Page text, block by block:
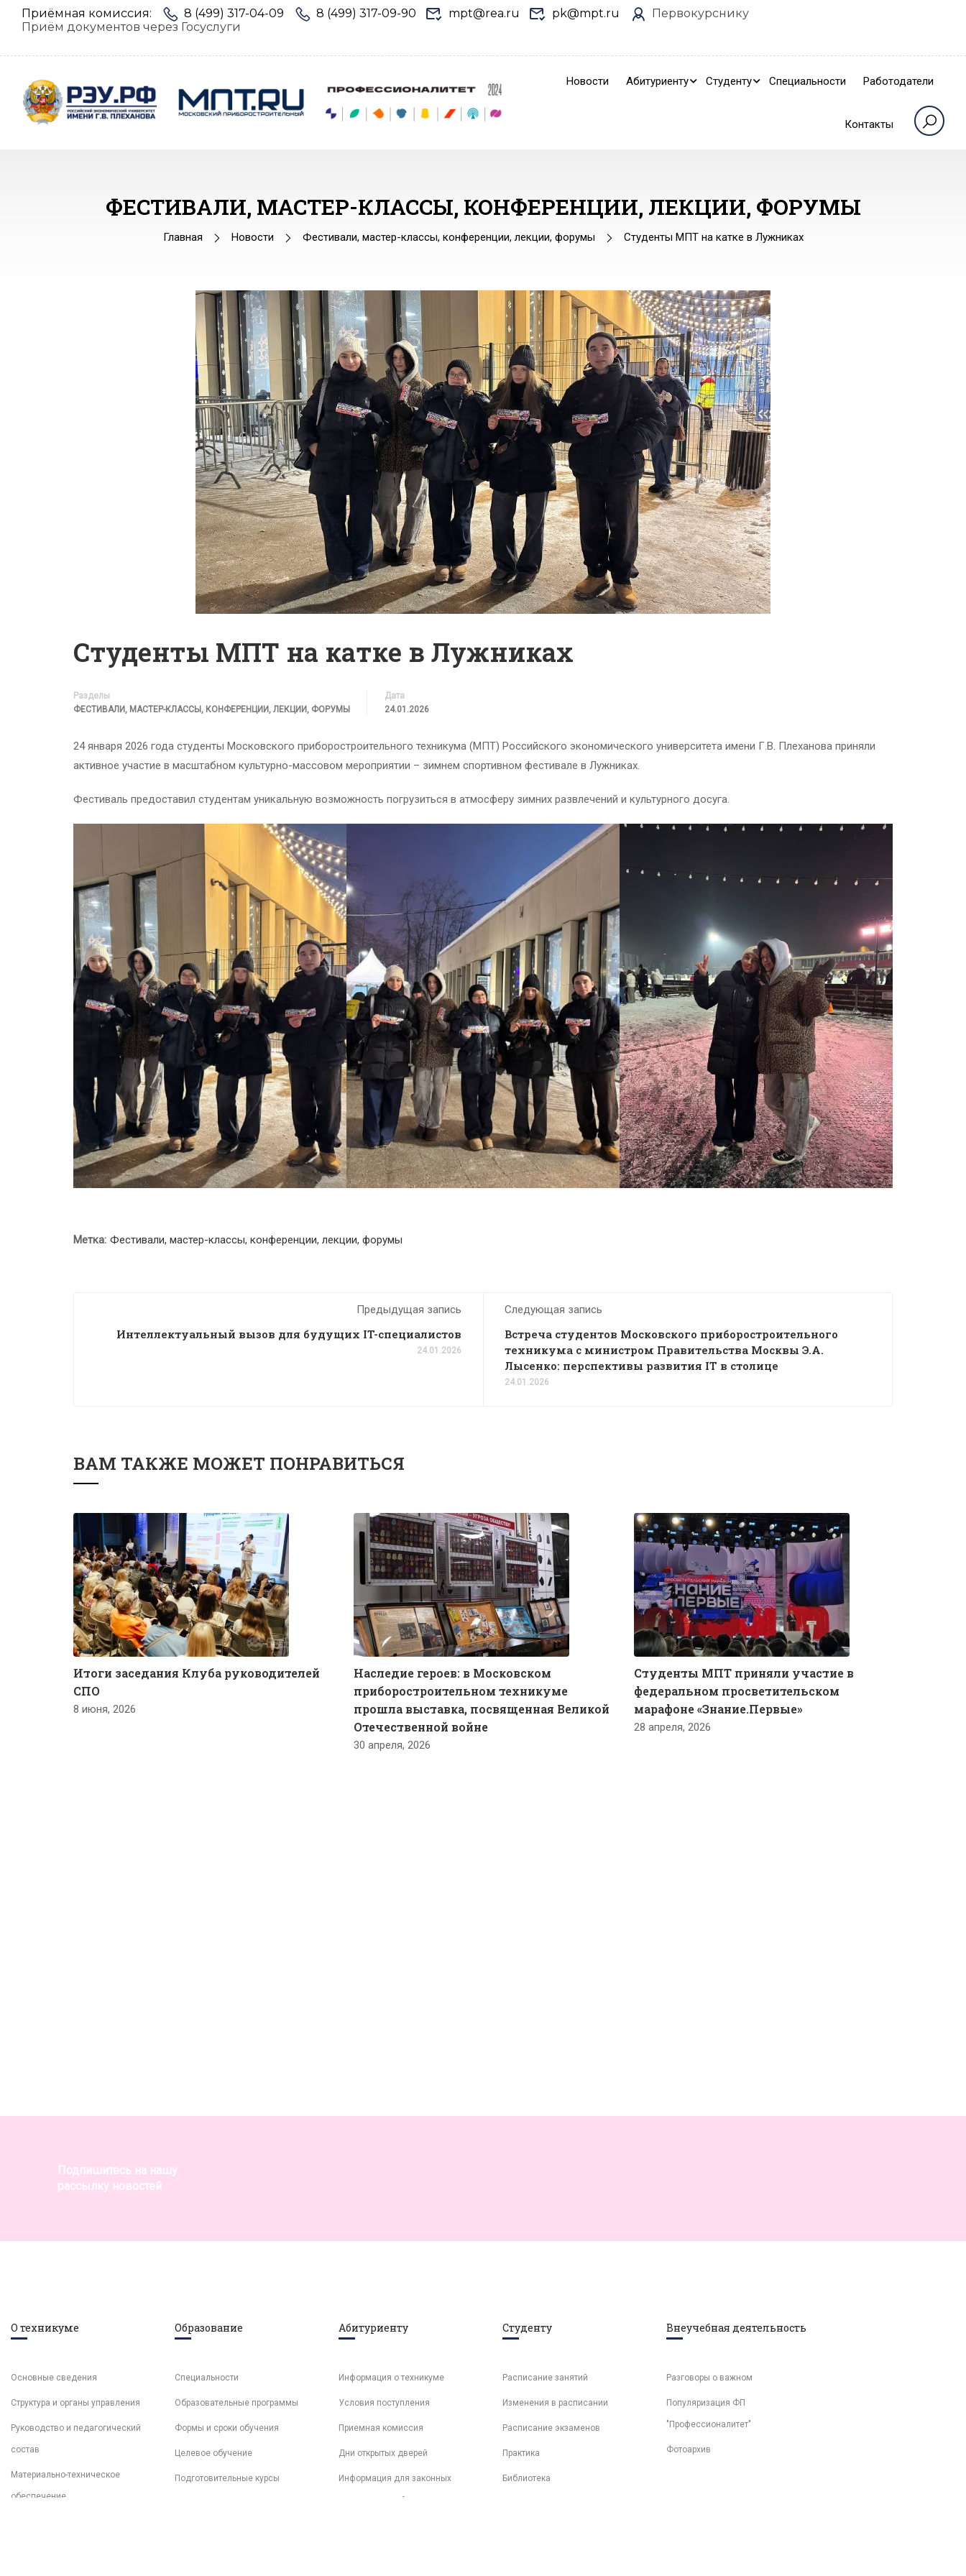
Приёмная комиссия: 8 (499) 317-04-09 8 (499) 317-09-90 mpt@rea.ru pk@mpt.ru
Первокурснику
Приём документов через Госуслуги
Новости Абитуриенту Студенту Специальности Работодатели
Контакты
ФЕСТИВАЛИ, МАСТЕР-КЛАССЫ, КОНФЕРЕНЦИИ, ЛЕКЦИИ, ФОРУМЫ
Главная Новости Фестивали, мастер-классы, конференции, лекции, форумы Студенты МПТ на катке в Лужниках
Студенты МПТ на катке в Лужниках
Разделы
ФЕСТИВАЛИ, МАСТЕР-КЛАССЫ, КОНФЕРЕНЦИИ, ЛЕКЦИИ, ФОРУМЫ
Дата
24.01.2026
24 января 2026 года студенты Московского приборостроительного техникума (МПТ) Российского экономического университета имени Г.В. Плеханова приняли
активное участие в масштабном культурно-массовом мероприятии – зимнем спортивном фестивале в Лужниках.
Фестиваль предоставил студентам уникальную возможность погрузиться в атмосферу зимних развлечений и культурного досуга.
Метка: Фестивали, мастер-классы, конференции, лекции, форумы
Предыдущая запись
Интеллектуальный вызов для будущих IT-специалистов
24.01.2026
Следующая запись
Встреча студентов Московского приборостроительного
техникума с министром Правительства Москвы Э.А.
Лысенко: перспективы развития IT в столице
24.01.2026
ВАМ ТАКЖЕ МОЖЕТ ПОНРАВИТЬСЯ
Итоги заседания Клуба руководителей
СПО
8 июня, 2026
Наследие героев: в Московском
приборостроительном техникуме
прошла выставка, посвященная Великой
Отечественной войне
30 апреля, 2026
Студенты МПТ приняли участие в
федеральном просветительском
марафоне «Знание.Первые»
28 апреля, 2026
Подпишитесь на нашу
рассылку новостей
О техникуме
Основные сведения
Структура и органы управления
Руководство и педагогический
состав
Материально-техническое
обеспечение
Образование
Специальности
Образовательные программы
Формы и сроки обучения
Целевое обучение
Подготовительные курсы
Абитуриенту
Информация о техникуме
Условия поступления
Приемная комиссия
Дни открытых дверей
Информация для законных
представителей
Студенту
Расписание занятий
Изменения в расписании
Расписание экзаменов
Практика
Библиотека
Внеучебная деятельность
Разговоры о важном
Популяризация ФП
"Профессионалитет"
Фотоархив